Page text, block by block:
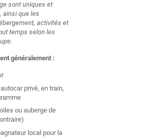
sont uniques et
ainsi que les
activités et
temps selon les
généralement :
privé, en train,
ou auberge de
local pour la